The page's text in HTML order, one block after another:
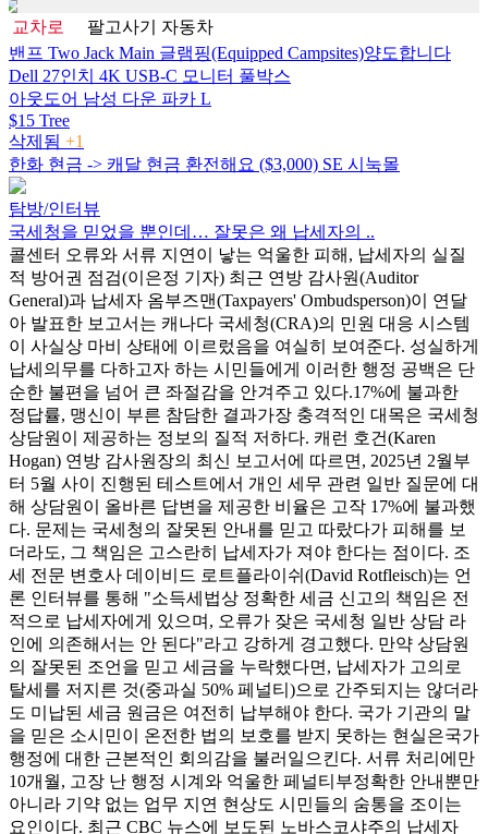
교차로 팔고사기
자동차
밴프 Two Jack Main 글램핑(Equipped Campsites)양도합니다
Dell 27인치 4K USB-C 모니터 풀박스
아웃도어 남성 다운 파카 L
$15 Tree
삭제됨 +1
한화 현금 -> 캐달 현금 환전해요 ($3,000) SE 시눅몰
탐방/인터뷰
국세청을 믿었을 뿐인데… 잘못은 왜 납세자의 ..
콜센터 오류와 서류 지연이 낳는 억울한 피해, 납세자의 실질
적 방어권 점검(이은정 기자) 최근 연방 감사원(Auditor
General)과 납세자 옴부즈맨(Taxpayers' Ombudsperson)이 연달
아 발표한 보고서는 캐나다 국세청(CRA)의 민원 대응 시스템
이 사실상 마비 상태에 이르렀음을 여실히 보여준다. 성실하게
납세의무를 다하고자 하는 시민들에게 이러한 행정 공백은 단
순한 불편을 넘어 큰 좌절감을 안겨주고 있다.17%에 불과한
정답률, 맹신이 부른 참담한 결과가장 충격적인 대목은 국세청
상담원이 제공하는 정보의 질적 저하다. 캐런 호건(Karen
Hogan) 연방 감사원장의 최신 보고서에 따르면, 2025년 2월부
터 5월 사이 진행된 테스트에서 개인 세무 관련 일반 질문에 대
해 상담원이 올바른 답변을 제공한 비율은 고작 17%에 불과했
다. 문제는 국세청의 잘못된 안내를 믿고 따랐다가 피해를 보
더라도, 그 책임은 고스란히 납세자가 져야 한다는 점이다. 조
세 전문 변호사 데이비드 로트플라이쉬(David Rotfleisch)는 언
론 인터뷰를 통해 "소득세법상 정확한 세금 신고의 책임은 전
적으로 납세자에게 있으며, 오류가 잦은 국세청 일반 상담 라
인에 의존해서는 안 된다"라고 강하게 경고했다. 만약 상담원
의 잘못된 조언을 믿고 세금을 누락했다면, 납세자가 고의로
탈세를 저지른 것(중과실 50% 페널티)으로 간주되지는 않더라
도 미납된 세금 원금은 여전히 납부해야 한다. 국가 기관의 말
을 믿은 소시민이 온전한 법의 보호를 받지 못하는 현실은국가
행정에 대한 근본적인 회의감을 불러일으킨다. 서류 처리에만
10개월, 고장 난 행정 시계와 억울한 페널티부정확한 안내뿐만
아니라 기약 없는 업무 지연 현상도 시민들의 숨통을 조이는
요인이다. 최근 CBC 뉴스에 보도된 노바스코샤주의 납세자